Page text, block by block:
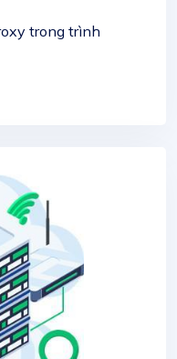
trong trình